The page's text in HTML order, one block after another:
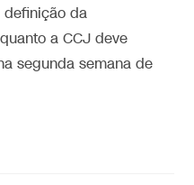
da
a CCJ deve
segunda semana de